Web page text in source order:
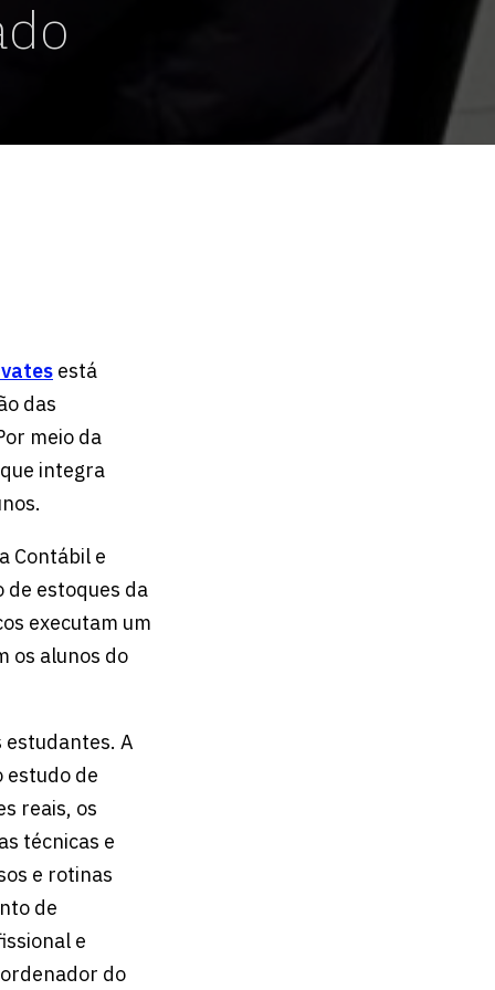
está
das
meio da
integra
Contábil e
estoques da
executam um
os alunos do
estudantes. A
estudo de
reais, os
técnicas e
e rotinas
de
e
do